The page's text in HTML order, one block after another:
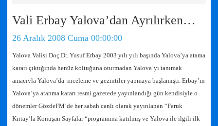
Vali Erbay Yalova’dan Ayrılırken…
26 Aralık 2008 Cuma 00:00:00
Yalova Valisi Doç.Dr. Yusuf Erbay 2003 yılı yılı başında Yalova’ya atama
kararı çıktığında henüz koltuğuna oturmadan Yalova’yı tanımak
amacıyla Yalova’da inceleme ve gezintiler yapmaya başlamıştı. Erbay’ın
Yalova’ya atanma kararı resmi gazetede yayınlandığı gün kendisiyle o
dönemler GözdeFM’de her sabah canlı olarak yayınlanan “Faruk
Kırtay’la Konuşan Sayfalar “programına katılmış ve Yalova ile ilgili ilk